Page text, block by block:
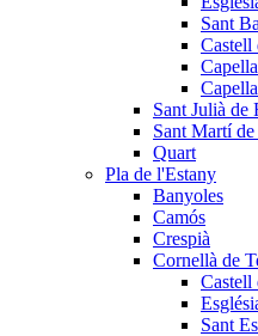
Sant
Castell
Sant Julià de
Sant Martí
Quart
Pla de l'Estany
Banyoles
Camós
Crespià
Cornellà de
Castell
Sant